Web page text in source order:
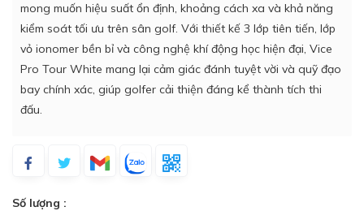
mong muốn hiệu suất ổn định, khoảng cách xa và khả năng
kiểm soát tối ưu trên sân golf. Với thiết kế 3 lớp tiên tiến, lớp
vỏ ionomer bền bỉ và công nghệ khí động học hiện đại, Vice
Pro Tour White mang lại cảm giác đánh tuyệt vời và quỹ đạo
bay chính xác, giúp golfer cải thiện đáng kể thành tích thi
đấu.
Số lượng :